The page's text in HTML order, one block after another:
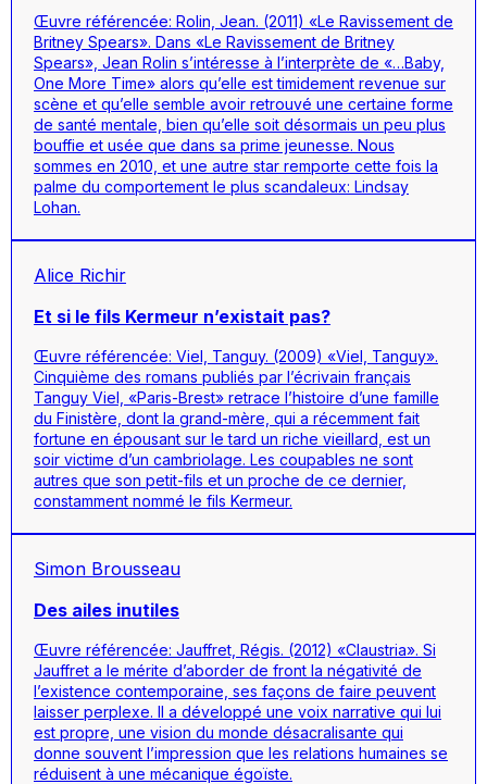
Œuvre référencée: Rolin, Jean. (2011) «Le Ravissement de
Britney Spears». Dans «Le Ravissement de Britney
Spears», Jean Rolin s’intéresse à l’interprète de «…Baby,
One More Time» alors qu’elle est timidement revenue sur
scène et qu’elle semble avoir retrouvé une certaine forme
de santé mentale, bien qu’elle soit désormais un peu plus
bouffie et usée que dans sa prime jeunesse. Nous
sommes en 2010, et une autre star remporte cette fois la
palme du comportement le plus scandaleux: Lindsay
Lohan.
Alice Richir
Et si le fils Kermeur n’existait pas?
Œuvre référencée: Viel, Tanguy. (2009) «Viel, Tanguy».
Cinquième des romans publiés par l’écrivain français
Tanguy Viel, «Paris-Brest» retrace l’histoire d’une famille
du Finistère, dont la grand-mère, qui a récemment fait
fortune en épousant sur le tard un riche vieillard, est un
soir victime d’un cambriolage. Les coupables ne sont
autres que son petit-fils et un proche de ce dernier,
constamment nommé le fils Kermeur.
Simon Brousseau
Des ailes inutiles
Œuvre référencée: Jauffret, Régis. (2012) «Claustria». Si
Jauffret a le mérite d’aborder de front la négativité de
l’existence contemporaine, ses façons de faire peuvent
laisser perplexe. Il a développé une voix narrative qui lui
est propre, une vision du monde désacralisante qui
donne souvent l’impression que les relations humaines se
réduisent à une mécanique égoïste.